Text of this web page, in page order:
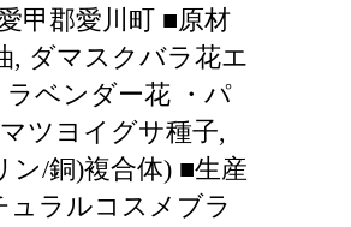
甲郡愛川町 ■原材
, ダマスクバラ花エ
ベンダー花 ・パ
ツヨイグサ種子,
/銅)複合体) ■生産
ュラルコスメブラ